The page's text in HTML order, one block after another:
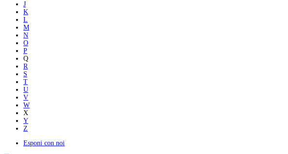
J
K
L
M
N
O
P
Q
R
S
T
U
V
W
X
Y
Z
Esponi con noi